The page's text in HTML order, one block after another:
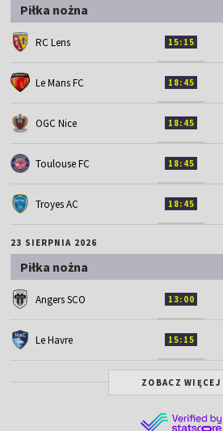
Piłka nożna
RC Lens 15:15
Le Mans FC 18:45
OGC Nice 18:45
Toulouse FC 18:45
Troyes AC 18:45
23 SIERPNIA 2026
Piłka nożna
Angers SCO 13:00
Le Havre 15:15
ZOBACZ WIĘCEJ